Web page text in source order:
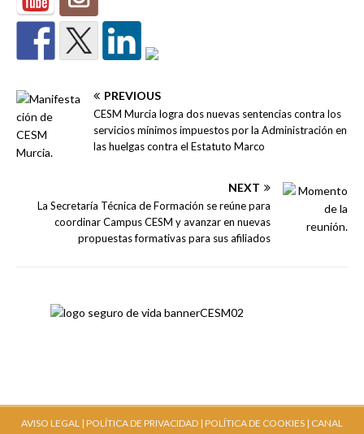
PREVIOUS
CESM Murcia logra dos nuevas sentencias contra los
servicios mínimos impuestos por la Administración en
las huelgas contra el Estatuto Marco
NEXT
La Secretaría Técnica de Formación se reúne para
coordinar Campus CESM y avanzar en nuevas
propuestas formativas para sus afiliados
AVISO LEGAL | POLÍTICA DE PRIVACIDAD | POLÍTICA DE COOKIES | CANAL